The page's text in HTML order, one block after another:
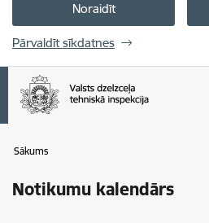
Noraidīt
Pārvaldīt sīkdatnes
Sākums
Notikumu kalendārs